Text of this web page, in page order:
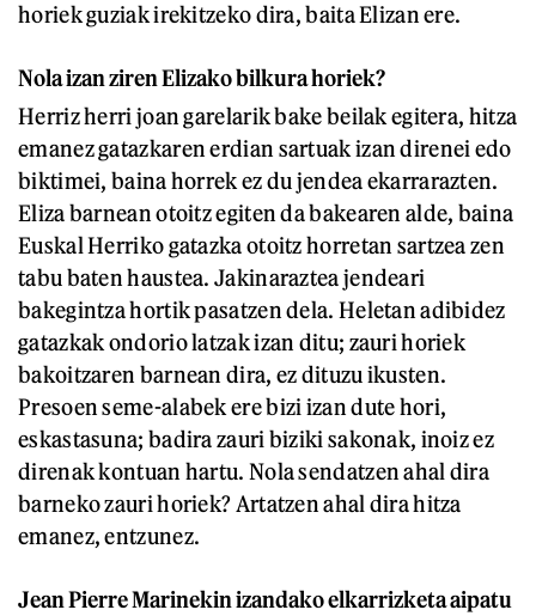
horiek guziak irekitzeko dira, baita Elizan ere.
Nola izan ziren Elizako bilkura horiek?
Herriz herri joan garelarik bake beilak egitera, hitza
emanez gatazkaren erdian sartuak izan direnei edo
biktimei, baina horrek ez du jendea ekarrarazten.
Eliza barnean otoitz egiten da bakearen alde, baina
Euskal Herriko gatazka otoitz horretan sartzea zen
tabu baten haustea. Jakinaraztea jendeari
bakegintza hortik pasatzen dela. Heletan adibidez
gatazkak ondorio latzak izan ditu; zauri horiek
bakoitzaren barnean dira, ez dituzu ikusten.
Presoen seme-alabek ere bizi izan dute hori,
eskastasuna; badira zauri biziki sakonak, inoiz ez
direnak kontuan hartu. Nola sendatzen ahal dira
barneko zauri horiek? Artatzen ahal dira hitza
emanez, entzunez.
Jean Pierre Marinekin izandako elkarrizketa aipatu